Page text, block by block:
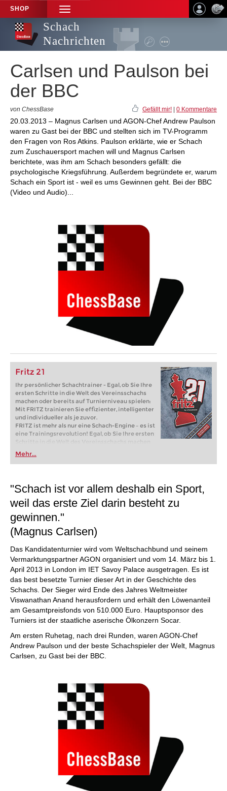
SHOP
TOGGLE
NAVIGATION
Schach
Nachrichten
Carlsen und Paulson bei
der BBC
von ChessBase Gefällt mir! 0 Kommentare
20.03.2013 – Magnus Carlsen und AGON-Chef Andrew Paulson
waren zu Gast bei der BBC und stellten sich im TV-Programm
den Fragen von Ros Atkins. Paulson erklärte, wie er Schach
zum Zuschauersport machen will und Magnus Carlsen
berichtete, was ihm am Schach besonders gefällt: die
psychologische Kriegsführung. Außerdem begründete er, warum
Schach ein Sport ist - weil es ums Gewinnen geht. Bei der BBC
(Video und Audio)...
Fritz 21
Ihr persönlicher Schachtrainer - Egal, ob Sie Ihre
ersten Schritte in die Welt des Vereinsschachs
machen oder bereits auf Turnierniveau spielen:
Mit FRITZ trainieren Sie effizienter, intelligenter
und individueller als je zuvor.
FRITZ ist mehr als nur eine Schach-Engine – es ist
eine Trainingsrevolution! Egal, ob Sie Ihre ersten
Schritte in die Welt des Vereinsschachs machen
oder bereits auf Turnierniveau spielen: Mit
FRITZ trainieren Sie effizienter, intelligenter und
individueller als je zuvor.
Mehr...
"Schach ist vor allem deshalb ein Sport,
weil das erste Ziel darin besteht zu
gewinnen."
(Magnus Carlsen)
Das Kandidatenturnier wird vom Weltschachbund und seinem
Vermarktungspartner AGON organisiert und vom 14. März bis 1.
April 2013 in London im IET Savoy Palace ausgetragen. Es ist
das best besetzte Turnier dieser Art in der Geschichte des
Schachs. Der Sieger wird Ende des Jahres Weltmeister
Viswanathan Anand herausfordern und erhält den Löwenanteil
am Gesamtpreisfonds von 510.000 Euro. Hauptsponsor des
Turniers ist der staatliche aserische Ölkonzern Socar.
Am ersten Ruhetag, nach drei Runden, waren AGON-Chef
Andrew Paulson und der beste Schachspieler der Welt, Magnus
Carlsen, zu Gast bei der BBC.